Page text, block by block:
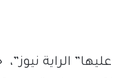
الراية